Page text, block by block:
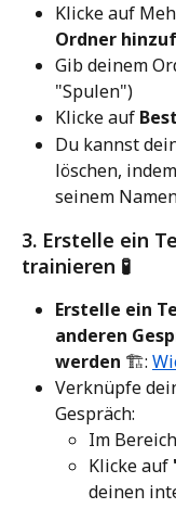
Klicke auf
Ordner
Gib deinem
"Spulen")
Klicke auf
Du kannst
löschen,
seinem
3. Erstelle ein
trainieren 🧪
Erstelle ein
anderen
werden 🏗️:
Verknüpfe
Gespräch:
Im Bereich
Klicke auf
deinen